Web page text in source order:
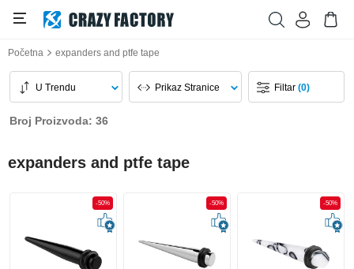
Početna expanders and ptfe tape
U Trendu Prikaz Stranice Filtar(0)
Broj Proizvoda: 36
expanders and ptfe tape
-50% -50% -50%